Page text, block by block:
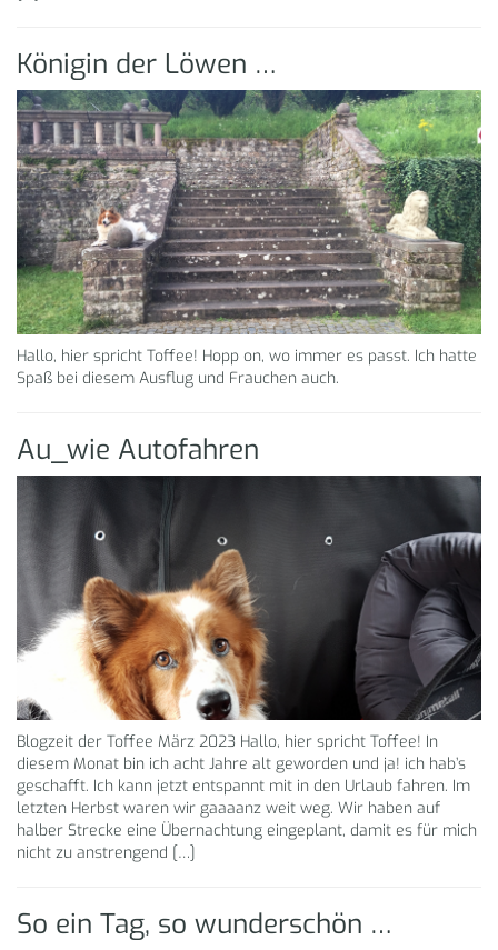
Königin der Löwen …
Hallo, hier spricht Toffee! Hopp on, wo immer es passt. Ich hatte
Spaß bei diesem Ausflug und Frauchen auch.
Au_wie Autofahren
Blogzeit der Toffee März 2023 Hallo, hier spricht Toffee! In
diesem Monat bin ich acht Jahre alt geworden und ja! ich hab’s
geschafft. Ich kann jetzt entspannt mit in den Urlaub fahren. Im
letzten Herbst waren wir gaaaanz weit weg. Wir haben auf
halber Strecke eine Übernachtung eingeplant, damit es für mich
nicht zu anstrengend […]
So ein Tag, so wunderschön …